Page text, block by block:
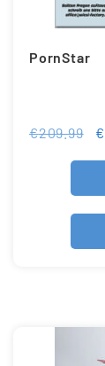
PornStar
€209.99 €